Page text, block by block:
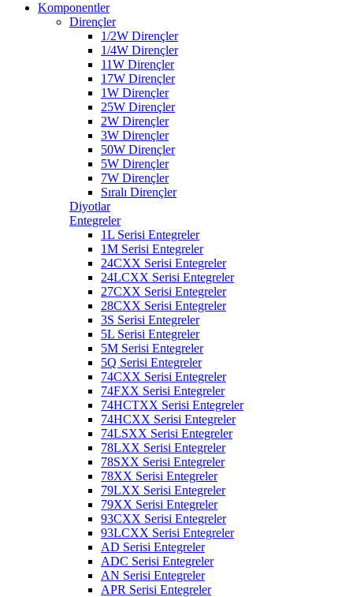
Komponentler
Dirençler
1/2W Dirençler
1/4W Dirençler
11W Dirençler
17W Dirençler
1W Dirençler
25W Dirençler
2W Dirençler
3W Dirençler
50W Dirençler
5W Dirençler
7W Dirençler
Sıralı Dirençler
Diyotlar
Entegreler
1L Serisi Entegreler
1M Serisi Entegreler
24CXX Serisi Entegreler
24LCXX Serisi Entegreler
27CXX Serisi Entegreler
28CXX Serisi Entegreler
3S Serisi Entegreler
5L Serisi Entegreler
5M Serisi Entegreler
5Q Serisi Entegreler
74CXX Serisi Entegreler
74FXX Serisi Entegreler
74HCTXX Serisi Entegreler
74HCXX Serisi Entegreler
74LSXX Serisi Entegreler
78LXX Serisi Entegreler
78SXX Serisi Entegreler
78XX Serisi Entegreler
79LXX Serisi Entegreler
79XX Serisi Entegreler
93CXX Serisi Entegreler
93LCXX Serisi Entegreler
AD Serisi Entegreler
ADC Serisi Entegreler
AN Serisi Entegreler
APR Serisi Entegreler